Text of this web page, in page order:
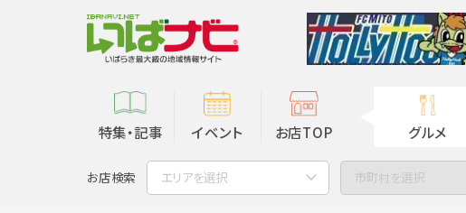
特集・記事 イベント お店TOP グルメ
お店検索 エリアを選択 市町村を選択